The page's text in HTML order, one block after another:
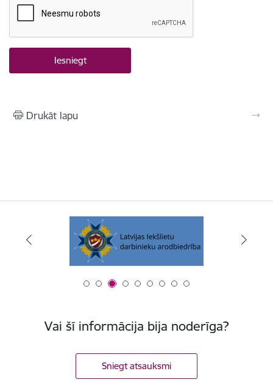
Drukāt lapu
Vai šī informācija bija noderīga?
Sniegt atsauksmi